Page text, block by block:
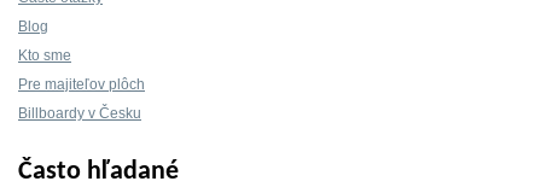
Blog
Kto sme
Pre majiteľov plôch
Billboardy v Česku
Často hľadané